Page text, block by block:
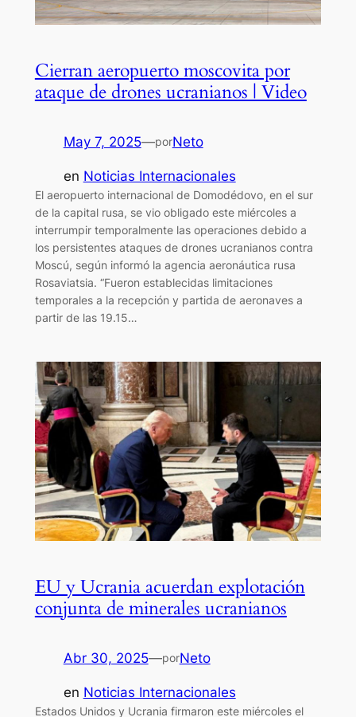
Cierran aeropuerto moscovita por
ataque de drones ucranianos | Video
May 7, 2025—porNeto
en Noticias Internacionales
El aeropuerto internacional de Domodédovo, en el sur
de la capital rusa, se vio obligado este miércoles a
interrumpir temporalmente las operaciones debido a
los persistentes ataques de drones ucranianos contra
Moscú, según informó la agencia aeronáutica rusa
Rosaviatsia. “Fueron establecidas limitaciones
temporales a la recepción y partida de aeronaves a
partir de las 19.15…
EU y Ucrania acuerdan explotación
conjunta de minerales ucranianos
Abr 30, 2025—porNeto
en Noticias Internacionales
Estados Unidos y Ucrania firmaron este miércoles el